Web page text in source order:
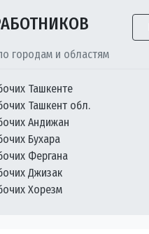
городам и областям
Ташкенте
Ташкент обл.
Андижан
Бухара
Фергана
Джизак
Хорезм